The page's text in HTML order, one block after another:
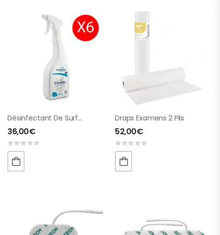
Désinfectant De Surfaces (sans Alcool) 6 Sprays
36,00€
Draps Examens 2 Plis
52,00€